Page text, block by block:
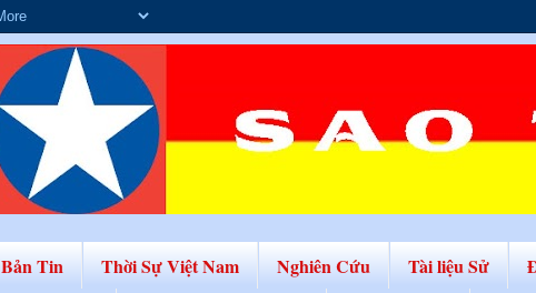
Bản Tin Thời Sự Việt Nam Nghiên Cứu Tài liệu Sử